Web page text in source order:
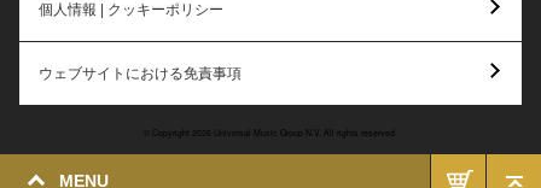
MENU
個人情報 | クッキーポリシー
ウェブサイトにおける免責事項
© Copyright 2026 Universal Music Group N.V. All rights reserved.